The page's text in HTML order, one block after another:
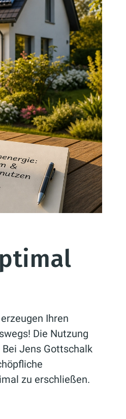
Ihren
Die Nutzung
Jens Gottschalk
zu erschließen.